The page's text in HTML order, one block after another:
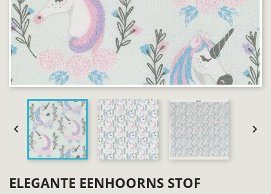
 
ELEGANTE EENHOORNS STOF